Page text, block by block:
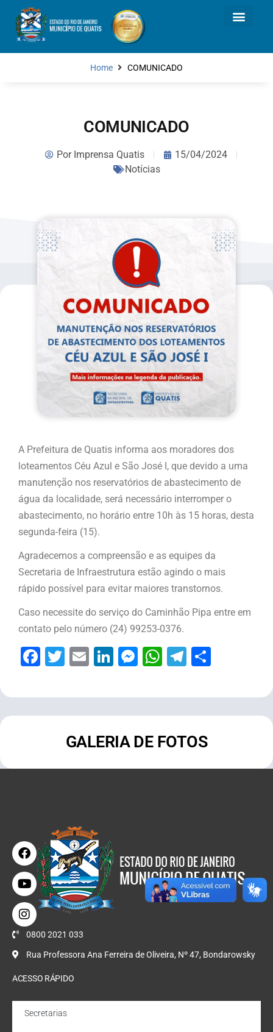
Home COMUNICADO
COMUNICADO
PorImprensa Quatis
15/04/2024
Notícias
A Prefeitura de Quatis informa aos moradores dos
loteamentos Céu Azul e São José I, que devido a uma
manutenção nos reservatórios de abastecimento de
água da localidade, será necessário interromper o
abastecimento, no horário entre 10h às 15 horas, desta
segunda-feira (15).
Agradecemos a compreensão e as equipes da
Secretaria de Infraestrutura estão agindo o mais
rápido possível para evitar maiores transtornos.
Caso necessite do serviço do Caminhão Pipa entre em
contato pelo número (24) 99253-0376.
Facebook
Twitter
EmailLinkedIn
Messenger
WhatsApp
Telegram
GALERIA DE FOTOS
0800 2021 033
Rua Professora Ana Ferreira de Oliveira, Nº 47, Bondarowsky
ACESSO RÁPIDO
Secretarias